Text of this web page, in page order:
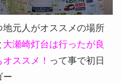
元人がオススメの場所
大瀬崎灯台は行ったが良
ススメ！ って事で初日
ー